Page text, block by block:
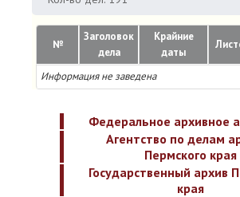
№
Заголовок
дела
Крайние
даты
Информация не заведена
Федеральное архивное
Агентство по делам
Пермского края
Государственный архив
края